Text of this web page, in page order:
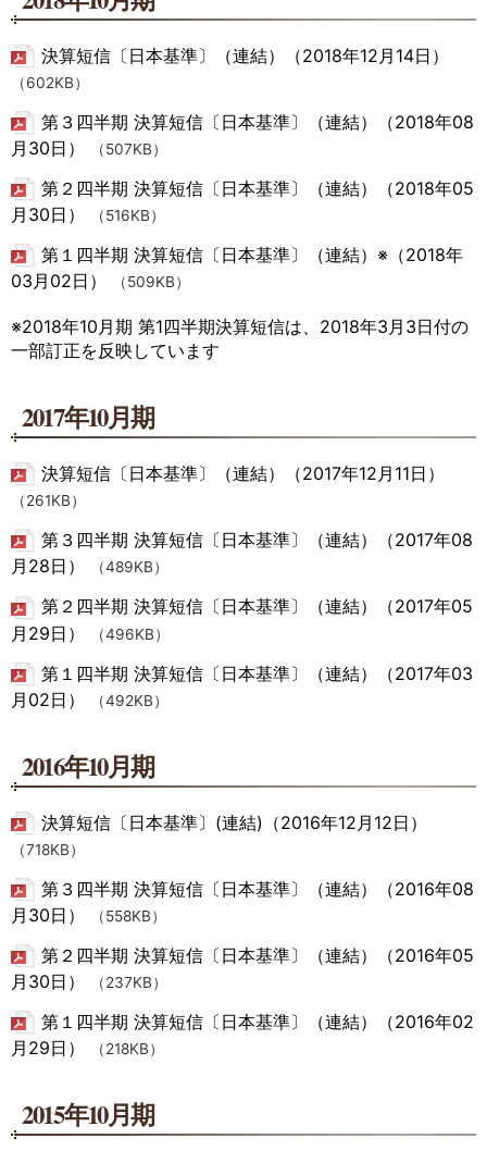
決算短信〔日本基準〕（連結）（2018年12月14日）
（602KB）
第３四半期 決算短信〔日本基準〕（連結）（2018年08
月30日）
（507KB）
第２四半期 決算短信〔日本基準〕（連結）（2018年05
月30日）
（516KB）
第１四半期 決算短信〔日本基準〕（連結）※（2018年
03月02日）
（509KB）
※2018年10月期 第1四半期決算短信は、2018年3月3日付の
一部訂正を反映しています
2017年10月期
決算短信〔日本基準〕（連結）（2017年12月11日）
（261KB）
第３四半期 決算短信〔日本基準〕（連結）（2017年08
月28日）
（489KB）
第２四半期 決算短信〔日本基準〕（連結）（2017年05
月29日）
（496KB）
第１四半期 決算短信〔日本基準〕（連結）（2017年03
月02日）
（492KB）
2016年10月期
決算短信〔日本基準〕(連結)（2016年12月12日）
（718KB）
第３四半期 決算短信〔日本基準〕（連結）（2016年08
月30日）
（558KB）
第２四半期 決算短信〔日本基準〕（連結）（2016年05
月30日）
（237KB）
第１四半期 決算短信〔日本基準〕（連結）（2016年02
月29日）
（218KB）
2015年10月期